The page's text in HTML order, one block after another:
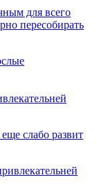
для всего
пересобирать
слабо развит